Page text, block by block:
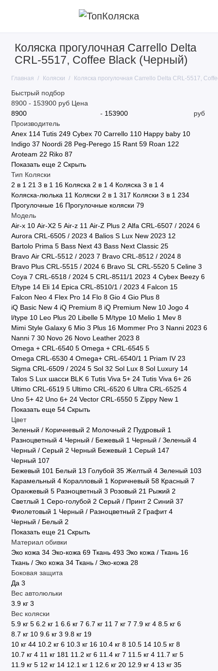
Коляска прогулочная Carrello Delta
CRL-5517, Coffee Black (Черный)
Главная Коляски Коляска прогулочная Carrello Delta CRL-5517,
Быстрый подбор
8900- 153900руб Цена
-
руб
Производитель
Anex 114 Tutis 249 Cybex 70 Carrello 110 Happy baby 10
Indigo 37 Noordi 28 Peg-Perego 15 Rant 59 Roan 122
Aroteam 22 Riko 87
Показать еще 2 Скрыть
Тип Коляски
2 в 1 21 3 в 1 16 Коляска 2 в 1 4 Коляска 3 в 1 4
Коляска-люлька 11 Коляски 2 в 1 317 Коляски 3 в 1 234
Прогулочные 16 Прогулочные коляски 79
Модель
Air-x 10 Air-X2 5 Air-z 11 Air-Z Plus 2 Alfa CRL-6507 / 2024 6
Aurora CRL-6505 / 2023 4 Balios S Lux New 2023 12
Bartolo Prima 5 Bass Next 43 Bass Next Classic 25
Bravo Air CRL-5512 / 2023 7 Bravo CRL-8512 / 2024 8
Bravo Plus CRL-5515 / 2024 6 Bravo SL CRL-5520 5 Celine 3
Coya 7 CRL-6518 / 2024 5 CRL-8511/1 2023 4 Cybex Beezy 6
E/type 14 Eli 14 Epica CRL-8510/1 / 2023 4 Falcon 15
Falcon Neo 4 Flex Pro 14 Flo 8 Gio 4 Gio Plus 8
iQ Basic New 4 iQ Premium 8 iQ Premium New 10 Jogo 4
l/type 10 Leo Plus 20 Libelle 5 M/type 10 Melio 1 Mev 8
Mimi Style Galaxy 6 Mio 3 Plus 16 Mommer Pro 3 Nanni 2023 6
Nanni 7 30 Novo 26 Novo Leather 2023 8
Omega + CRL-6540 5 Omega + CRL-6545 5
Omega CRL-6530 4 Omega+ CRL-6540/1 1 Priam IV 23
Sigma CRL-6509 / 2024 5 Sol 32 Sol Lux 8 Sol Luxury 14
Talos S Lux шасси BLK 6 Tutis Viva 5+ 24 Tutis Viva 6+ 26
Ultimo CRL-6519 5 Ultimo CRL-6520 6 Ultra CRL-6525 4
Uno 5+ 42 Uno 6+ 24 Vector CRL-6550 5 Zippy New 1
Показать еще 54 Скрыть
Цвет
Зеленый / Коричневый 2 Молочный 2 Пудровый 1
Разноцветный 4 Черный / Бежевый 1 Черный / Зеленый 4
Черный / Серый 2 Черный Бежевый 1 Серый 147
Черный 107
Бежевый 101 Белый 13 Голубой 35 Желтый 4 Зеленый 103
Карамельный 4 Коралловый 1 Коричневый 58 Красный 7
Оранжевый 5 Разноцветный 3 Розовый 21 Рыжий 2
Светлый 1 Серо-голубой 2 Серый / Принт 2 Синий 37
Фиолетовый 1 Черный / Разноцветный 2 Графит 4
Черный / Белый 2
Показать еще 21 Скрыть
Материал обивки
Эко кожа 34 Эко-кожа 69 Ткань 493 Эко кожа / Ткань 16
Ткань / Эко кожа 34 Ткань / Эко-кожа 28
Боковая защита
Да 3
Вес автолюльки
3.9 кг 3
Вес коляски
5.9 кг 5 6.2 кг 1 6.6 кг 7 6.7 кг 11 7 кг 7 7.9 кг 4 8.5 кг 6
8.7 кг 10 9.6 кг 3 9.8 кг 19
10 кг 44 10.2 кг 6 10.3 кг 16 10.4 кг 8 10.5 14 10.5 кг 8
10.7 кг 4 11 кг 181 11.2 кг 6 11.4 кг 7 11.5 кг 4 11.7 кг 5
11.9 кг 5 12 кг 14 12.1 кг 1 12.6 кг 20 12.9 кг 4 13 кг 35